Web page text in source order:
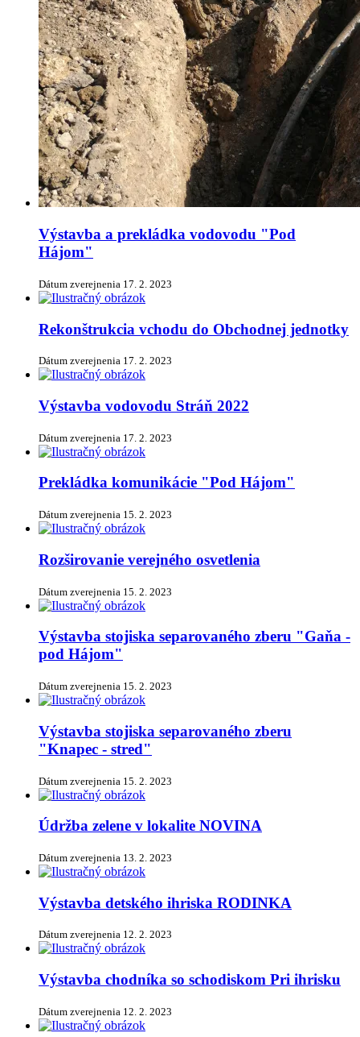
Výstavba a prekládka vodovodu "Pod
Hájom"
Dátum zverejnenia 17. 2. 2023
Rekonštrukcia vchodu do Obchodnej jednotky
Dátum zverejnenia 17. 2. 2023
Výstavba vodovodu Stráň 2022
Dátum zverejnenia 17. 2. 2023
Prekládka komunikácie "Pod Hájom"
Dátum zverejnenia 15. 2. 2023
Rozširovanie verejného osvetlenia
Dátum zverejnenia 15. 2. 2023
Výstavba stojiska separovaného zberu "Gaňa -
pod Hájom"
Dátum zverejnenia 15. 2. 2023
Výstavba stojiska separovaného zberu
"Knapec - stred"
Dátum zverejnenia 15. 2. 2023
Údržba zelene v lokalite NOVINA
Dátum zverejnenia 13. 2. 2023
Výstavba detského ihriska RODINKA
Dátum zverejnenia 12. 2. 2023
Výstavba chodníka so schodiskom Pri ihrisku
Dátum zverejnenia 12. 2. 2023